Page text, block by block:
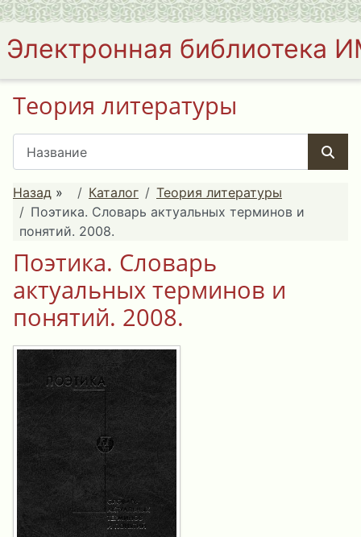
Электронная библиотека
Теория литературы
Назад » Каталог
Теория литературы
Поэтика. Словарь актуальных терминов и
понятий. 2008.
Поэтика. Словарь
актуальных терминов и
понятий. 2008.